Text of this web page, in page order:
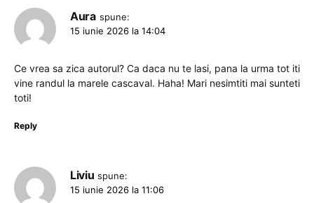
Aura spune:
15 iunie 2026 la 14:04
Ce vrea sa zica autorul? Ca daca nu te lasi, pana la urma tot iti
vine randul la marele cascaval. Haha! Mari nesimtiti mai sunteti
toti!
Reply
Liviu spune:
15 iunie 2026 la 11:06